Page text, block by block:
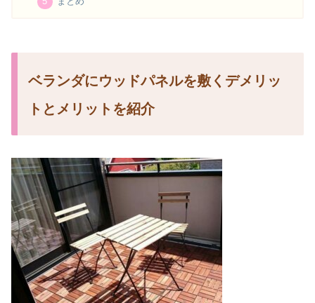
ベランダにウッドパネルを敷くデメリッ
トとメリットを紹介